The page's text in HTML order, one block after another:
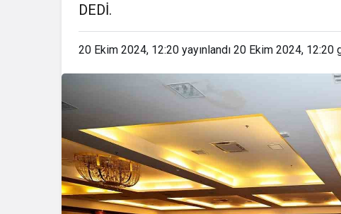
DEDİ.
20 Ekim 2024, 12:20 yayınlandı 20 Ekim 2024, 12:20